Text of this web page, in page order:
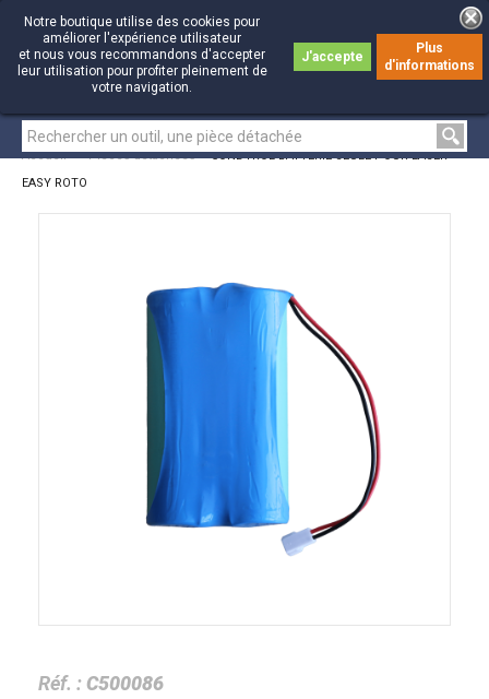
0
0
Notre boutique utilise des cookies pour
améliorer l'expérience utilisateur
et nous vous recommandons d'accepter
leur utilisation pour profiter pleinement de
votre navigation.
J'accepte
Plus
d'informations
Accueil > Pièces détachées > CONDTROL BATTERIE SEULE POUR LASER
EASY ROTO
Réf. : C500086